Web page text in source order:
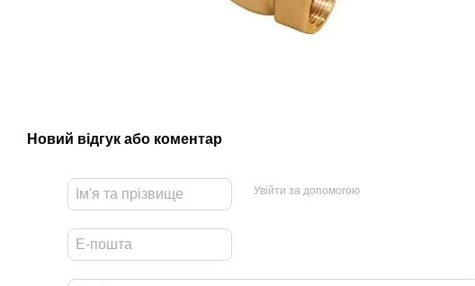
Новий відгук або коментар
Увійти за допомогою